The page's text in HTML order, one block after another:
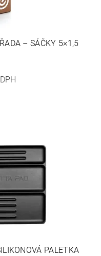
– SÁČKY 5×1,5
PALETKA